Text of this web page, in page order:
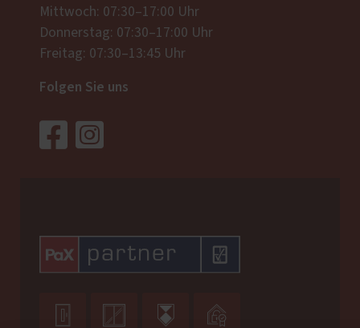
Mittwoch: 07:30–17:00 Uhr
Donnerstag: 07:30–17:00 Uhr
Freitag: 07:30–13:45 Uhr
Folgen Sie uns
   